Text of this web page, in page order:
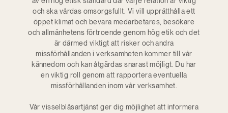
och ska vårdas omsorgsfullt. Vi vill upprätthålla ett
öppet klimat och bevara medarbetares, besökare
och allmänhetens förtroende genom hög etik och det
är därmed viktigt att risker och andra
missförhållanden i verksamheten kommer till vår
kännedom och kan åtgärdas snarast möjligt. Du har
en viktig roll genom att rapportera eventuella
missförhållanden inom vår verksamhet.
Vår visselblåsartjänst ger dig möjlighet att informera